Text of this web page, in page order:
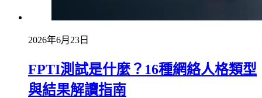
2026年6月23日
FPTI測試是什麼？16種網絡人格類型
與結果解讀指南